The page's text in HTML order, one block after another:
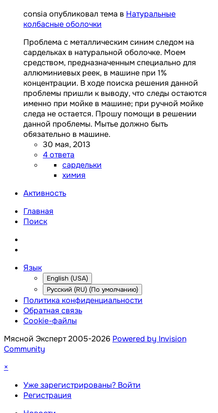
consia опубликовал тема в Натуральные
колбасные оболочки
Проблема с металлическим синим следом на
сардельках в натуральной оболочке. Моем
средством, предназначенным специально для
аллюминиевых реек, в машине при 1%
концентрации. В ходе поиска решения данной
проблемы пришли к выводу, что следы остаются
именно при мойке в машине; при ручной мойке
следа не остается. Прошу помощи в решении
данной проблемы. Мытье должно быть
обязательно в машине.
30 мая, 2013
4 ответа
сардельки
химия
Активность
Главная
Поиск
Язык
English (USA)
Русский (RU) (По умолчанию)
Политика конфиденциальности
Обратная связь
Cookie-файлы
Мясной Эксперт 2005-2026 Powered by Invision
Community
×
Уже зарегистрированы? Войти
Регистрация